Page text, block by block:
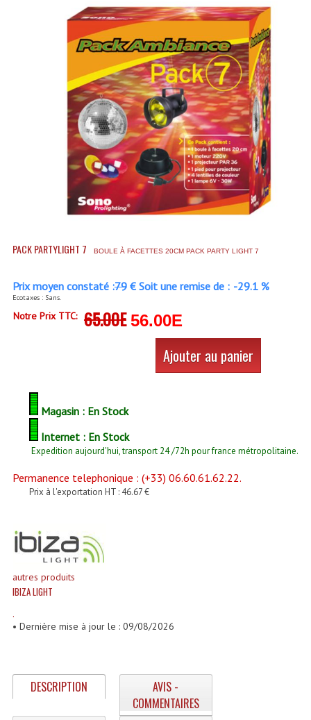
CATÉGORIES
Sonorisation
Accessoires Pieds Cellules Diamants
Accessoires Enceintes
Accessoires Micro, Pieds De Régie
Cellule (s)
Diamants
Pieds D'enceintes
Selecteurs Audio Vidéo
Compresseurs , Limiteurs , Noise Gate
Enceintes Et Caissons Basses
Packs Sono
Enceintes Amplifiées Actives
Enceintes (Ecoutes De Studio)
Enceintes Autonomes Portables Amplifiées
PACK PARTYLIGHT 7 BOULE À FACETTES 20CM PACK PARTY LIGHT 7
Prix moyen constaté :79€ Soit une remise de : -29.1 %
Ecotaxes : Sans.
Notre Prix TTC: 65.00E 56.00E
Ajouter au panier
Magasin : En Stock
Internet : En Stock
Expedition aujourd'hui, transport 24 /72h pour france métropolitaine.
Permanence telephonique : (+33) 06.60.61.62.22.
Prix à l'exportation HT : 46.67 €
autres produits
IBIZA LIGHT
.
• Dernière mise à jour le : 09/08/2026
DESCRIPTION
AVIS -
COMMENTAIRES